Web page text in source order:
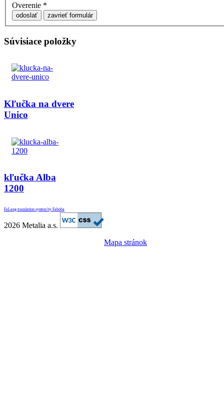
Overenie *
odoslať zavrieť formulár
Súvisiace položky
Kľučka na dvere
Unico
kľučka Alba
1200
FaLang translation system by Faboba
2026 Metalia a.s.
Mapa stránok